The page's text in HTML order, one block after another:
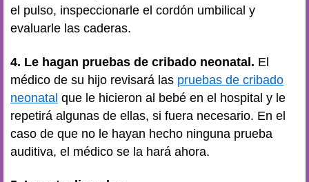
el pulso, inspeccionarle el cordón umbilical y
evaluarle las caderas.
4. Le hagan pruebas de cribado neonatal. El
médico de su hijo revisará las pruebas de cribado
neonatal que le hicieron al bebé en el hospital y le
repetirá algunas de ellas, si fuera necesario. En el
caso de que no le hayan hecho ninguna prueba
auditiva, el médico se la hará ahora.